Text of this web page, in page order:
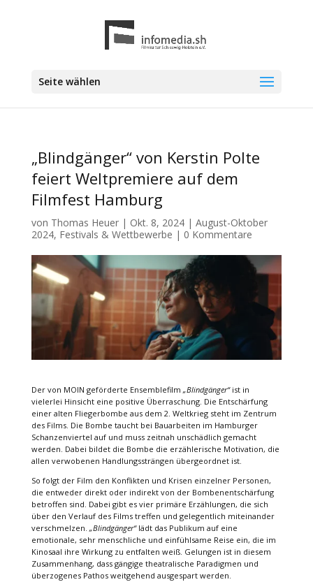
Seite wählen
„Blindgänger“ von Kerstin Polte
feiert Weltpremiere auf dem
Filmfest Hamburg
von Thomas Heuer| Okt. 8, 2024| August-Oktober
2024, Festivals & Wettbewerbe | 0 Kommentare
Der von MOIN geförderte Ensemblefilm „Blindgänger“ist in
vielerlei Hinsicht eine positive Überraschung. Die Entschärfung
einer alten Fliegerbombe aus dem 2. Weltkrieg steht im Zentrum
des Films. Die Bombe taucht bei Bauarbeiten im Hamburger
Schanzenviertel auf und muss zeitnah unschädlich gemacht
werden. Dabei bildet die Bombe die erzählerische Motivation, die
allen verwobenen Handlungssträngen übergeordnet ist.
So folgt der Film den Konflikten und Krisen einzelner Personen,
die entweder direkt oder indirekt von der Bombenentschärfung
betroffen sind. Dabei gibt es vier primäre Erzählungen, die sich
über den Verlauf des Films treffen und gelegentlich miteinander
verschmelzen. „Blindgänger“lädt das Publikum auf eine
emotionale, sehr menschliche und einfühlsame Reise ein, die im
Kinosaal ihre Wirkung zu entfalten weiß. Gelungen ist in diesem
Zusammenhang, dass gängige theatralische Paradigmen und
überzogenes Pathos weitgehend ausgespart werden.